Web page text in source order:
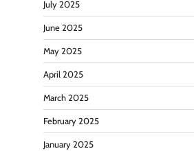
July 2025
June 2025
May 2025
April 2025
March 2025
February 2025
January 2025